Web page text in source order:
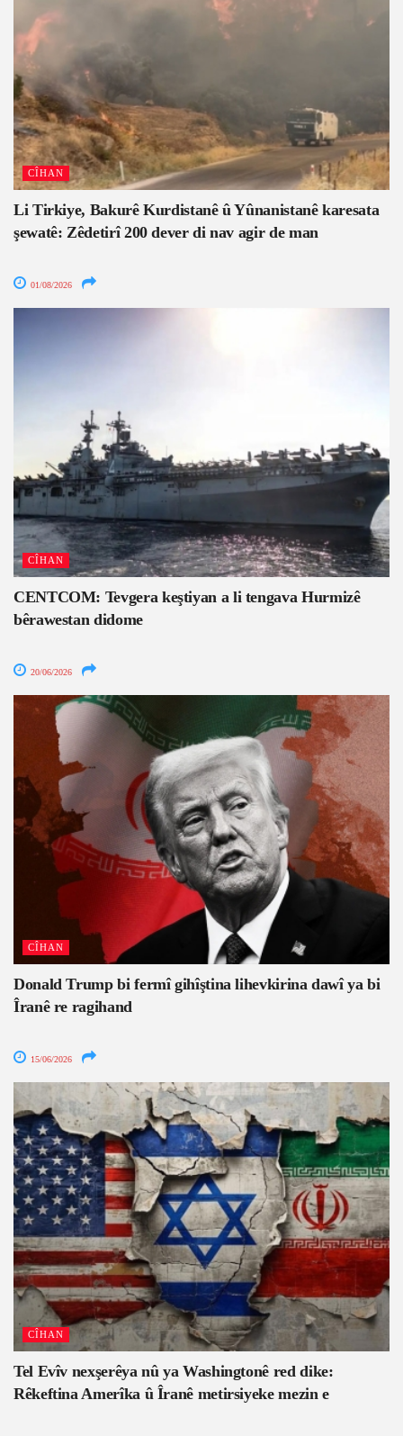
CÎHAN
Li Tirkiye, Bakurê Kurdistanê û Yûnanistanê karesata
şewatê: Zêdetirî 200 dever di nav agir de man
01/08/2026
CÎHAN
CENTCOM: Tevgera keştiyan a li tengava Hurmizê
bêrawestan didome
20/06/2026
CÎHAN
Donald Trump bi fermî gihîştina lihevkirina dawî ya bi
Îranê re ragihand
15/06/2026
CÎHAN
Tel Evîv nexşerêya nû ya Washingtonê red dike:
Rêkeftina Amerîka û Îranê metirsiyeke mezin e